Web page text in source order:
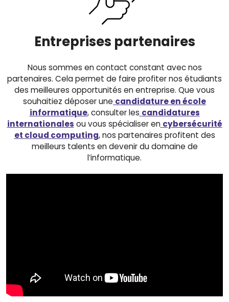
Entreprises partenaires
Nous sommes en contact constant avec nos
partenaires. Cela permet de faire profiter nos étudiants
des meilleures opportunités en entreprise. Que vous
souhaitiez déposer une candidature en école
informatique, consulter les candidatures
internationales ou vous spécialiser en cybersécurité
et cloud computing, nos partenaires profitent des
meilleurs talents en devenir du domaine de
l’informatique.